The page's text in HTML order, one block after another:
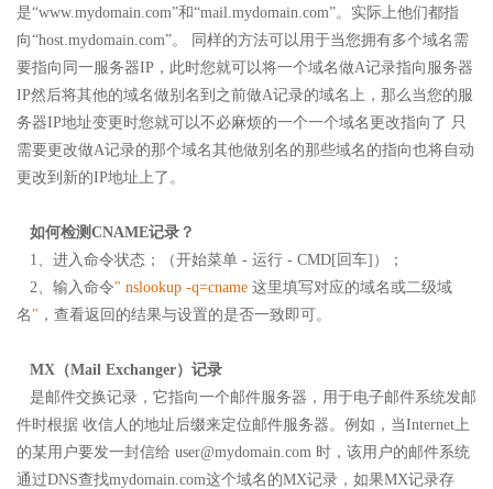
是“www.mydomain.com”和“mail.mydomain.com”。实际上他们都指
向“host.mydomain.com”。 同样的方法可以用于当您拥有多个域名需
要指向同一服务器IP，此时您就可以将一个域名做A记录指向服务器
IP然后将其他的域名做别名到之前做A记录的域名上，那么当您的服
务器IP地址变更时您就可以不必麻烦的一个一个域名更改指向了 只
需要更改做A记录的那个域名其他做别名的那些域名的指向也将自动
更改到新的IP地址上了。
如何检测CNAME记录？
1、进入命令状态；（开始菜单 - 运行 - CMD[回车]）；
2、输入命令" nslookup -q=cname 这里填写对应的域名或二级域
名 " ，查看返回的结果与设置的是否一致即可。
MX（Mail Exchanger）记录
是邮件交换记录，它指向一个邮件服务器，用于电子邮件系统发邮
件时根据 收信人的地址后缀来定位邮件服务器。例如，当Internet上
的某用户要发一封信给 user@mydomain.com 时，该用户的邮件系统
通过DNS查找mydomain.com这个域名的MX记录，如果MX记录存